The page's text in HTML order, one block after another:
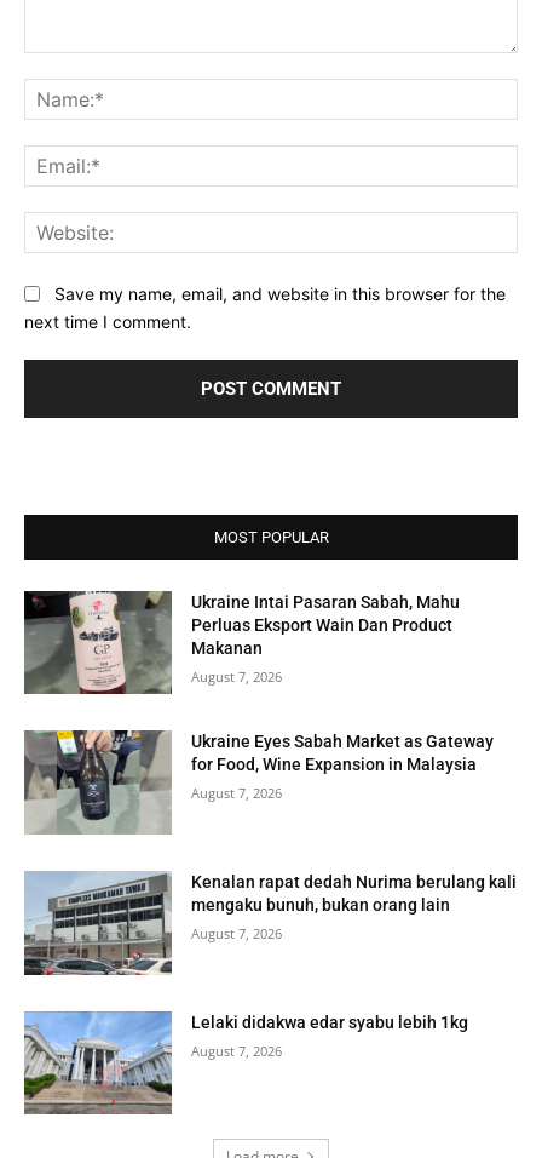
Save my name, email, and website in this browser for the
next time I comment.
MOST POPULAR
Ukraine Intai Pasaran Sabah, Mahu
Perluas Eksport Wain Dan Product
Makanan
August 7, 2026
Ukraine Eyes Sabah Market as Gateway
for Food, Wine Expansion in Malaysia
August 7, 2026
Kenalan rapat dedah Nurima berulang kali
mengaku bunuh, bukan orang lain
August 7, 2026
Lelaki didakwa edar syabu lebih 1kg
August 7, 2026